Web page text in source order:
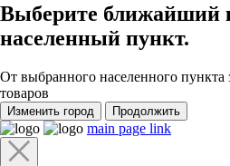
Выберите ближайший
населенный пункт.
От выбранного населенного пункта
товаров
Изменить город Продолжить
main page link